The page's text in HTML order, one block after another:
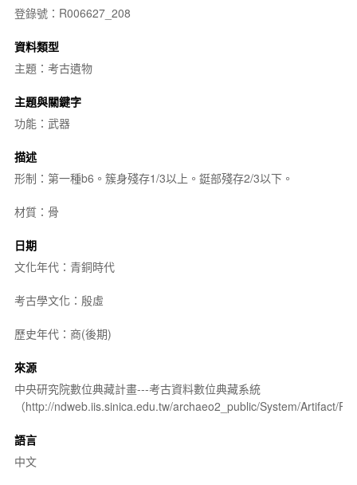
登錄號：R006627_208
資料類型
主題：考古遺物
主題與關鍵字
功能：武器
描述
形制：第一種b6。簇身殘存1/3以上。鋌部殘存2/3以下。
材質：骨
日期
文化年代：青銅時代
考古學文化：殷虛
歷史年代：商(後期)
來源
中央研究院數位典藏計畫---考古資料數位典藏系統
（http://ndweb.iis.sinica.edu.tw/archaeo2_public/System/Artifact/
語言
中文